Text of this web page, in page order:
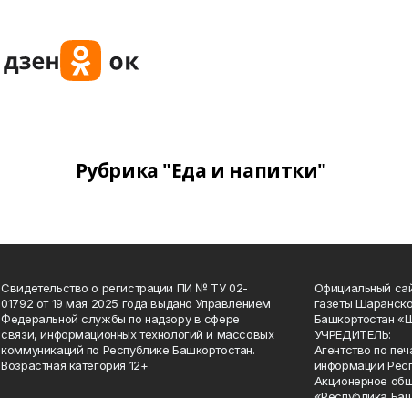
Рубрика "Еда и напитки"
Свидетельство о регистрации ПИ № ТУ 02-
01792 от 19 мая 2025 года выдано Управлением
Федеральной службы по надзору в сфере
связи, информационных технологий и массовых
коммуникаций по Республике Башкортостан.
Возрастная категория 12+
Официальный
газеты
Башкортостан
УЧРЕДИТЕЛЬ:
Агентство по
информации
Акционерное